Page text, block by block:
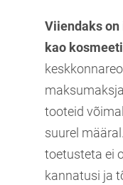
Viiendaks
kao
tooteid
suurel
toetusteta ei
kannatusi ja